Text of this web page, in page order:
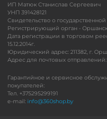
ИП Матюк Станислав Сергеевич
УНП 391428121
Свидетельство о государственной
Регистрирующий орган -
Дата регистрации в торговом
15.12.2014г.
Юридический адрес: 211382, г.
Адрес для почтовых отправлений:
Гарантийное и сервисное
покупателей:
Тел. +375295299191
e-mail: info@360shop.by